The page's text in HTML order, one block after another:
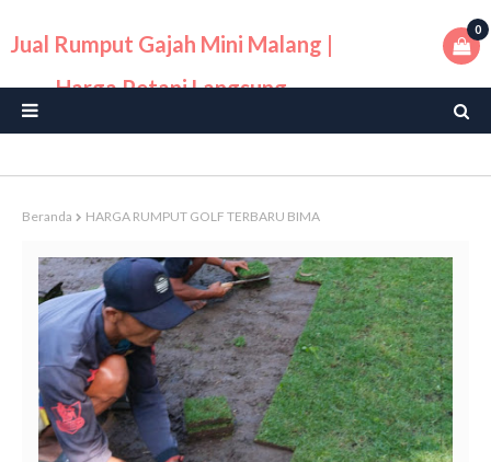
Jual Rumput Gajah Mini Malang |
Harga Petani Langsung
0
Beranda HARGA RUMPUT GOLF TERBARU BIMA